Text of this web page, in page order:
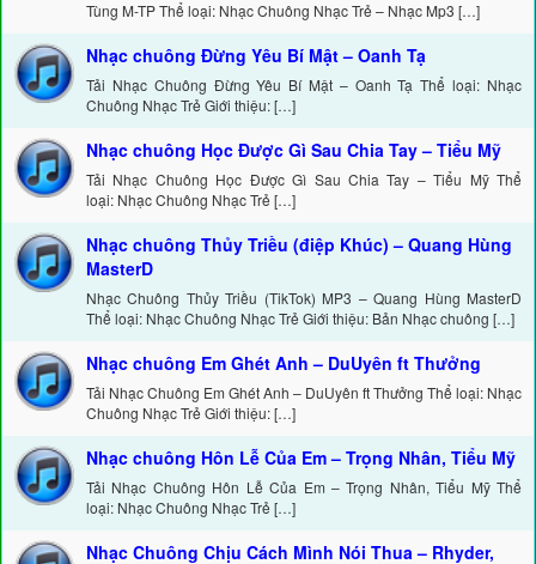
Tùng M-TP Thể loại: Nhạc Chuông Nhạc Trẻ – Nhạc Mp3 […]
Nhạc chuông Đừng Yêu Bí Mật – Oanh Tạ
Tải Nhạc Chuông Đừng Yêu Bí Mật – Oanh Tạ Thể loại: Nhạc
Chuông Nhạc Trẻ Giới thiệu: […]
Nhạc chuông Học Được Gì Sau Chia Tay – Tiểu Mỹ
Tải Nhạc Chuông Học Được Gì Sau Chia Tay – Tiểu Mỹ Thể
loại: Nhạc Chuông Nhạc Trẻ […]
Nhạc chuông Thủy Triều (điệp Khúc) – Quang Hùng
MasterD
Nhạc Chuông Thủy Triều (TikTok) MP3 – Quang Hùng MasterD
Thể loại: Nhạc Chuông Nhạc Trẻ Giới thiệu: Bản Nhạc chuông […]
Nhạc chuông Em Ghét Anh – DuUyên ft Thưởng
Tải Nhạc Chuông Em Ghét Anh – DuUyên ft Thưởng Thể loại: Nhạc
Chuông Nhạc Trẻ Giới thiệu: […]
Nhạc chuông Hôn Lễ Của Em – Trọng Nhân, Tiểu Mỹ
Tải Nhạc Chuông Hôn Lễ Của Em – Trọng Nhân, Tiểu Mỹ Thể
loại: Nhạc Chuông Nhạc Trẻ […]
Nhạc Chuông Chịu Cách Mình Nói Thua – Rhyder,